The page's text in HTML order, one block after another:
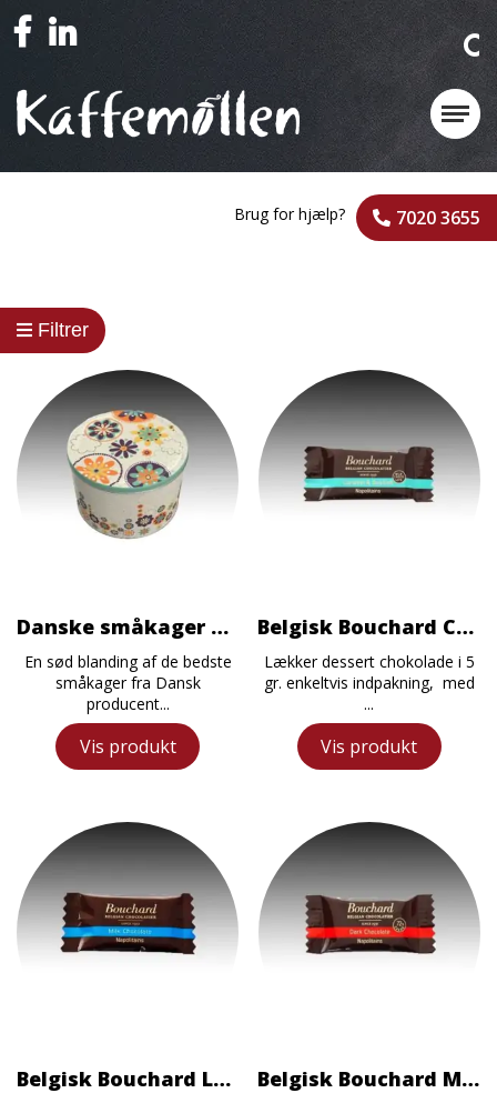
Brug for hjælp? 7020 3655
Filtrer
Danske småkager og Chokoladesmåkager 908g
En sød blanding af de bedste
småkager fra Dansk
producent...
Vis produkt
Belgisk Bouchard Chokolade Karamel/Havsalt
Lækker dessert chokolade i 5
gr. enkeltvis indpakning, med
...
Vis produkt
Belgisk Bouchard Lys Chokolade Belgisk Bouchard Mørk Chokolade